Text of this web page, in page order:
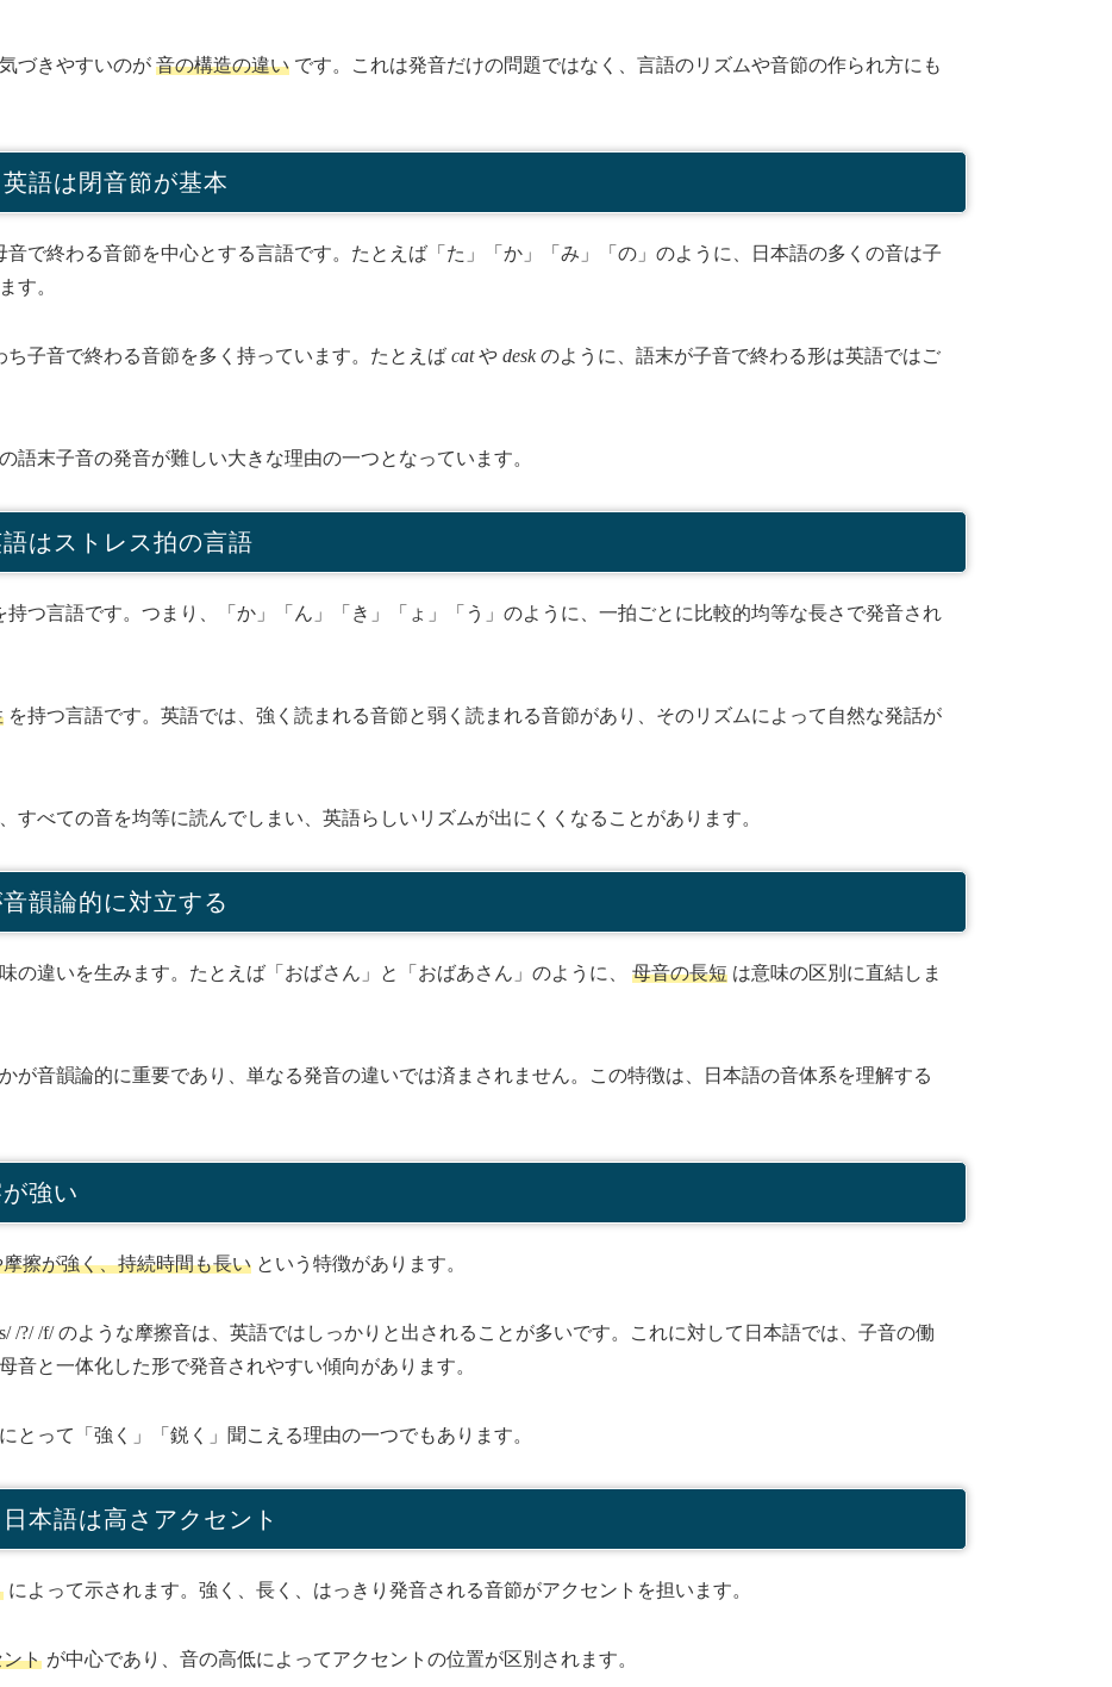
づきやすいのが 音の構造の違い です。これは発音だけの問題ではなく、言語のリズムや音節の作られ方にも
語は閉音節が基本
音で終わる音節を中心とする言語です。たとえば「た」「か」「み」「の」のように、日本語の多くの音は子
す。
ち子音で終わる音節を多く持っています。たとえば catや deskのように、語末が子音で終わる形は英語ではご
語末子音の発音が難しい大きな理由の一つとなっています。
はストレス拍の言語
持つ言語です。つまり、「か」「ん」「き」「ょ」「う」のように、一拍ごとに比較的均等な長さで発音され
を持つ言語です。英語では、強く読まれる音節と弱く読まれる音節があり、そのリズムによって自然な発話が
すべての音を均等に読んでしまい、英語らしいリズムが出にくくなることがあります。
韻論的に対立する
の違いを生みます。たとえば「おばさん」と「おばあさん」のように、 母音の長短 は意味の区別に直結しま
が音韻論的に重要であり、単なる発音の違いでは済まされません。この特徴は、日本語の音体系を理解する
強い
擦が強く、持続時間も長い という特徴があります。
/?/ /f/ のような摩擦音は、英語ではしっかりと出されることが多いです。これに対して日本語では、子音の働
音と一体化した形で発音されやすい傾向があります。
とって「強く」「鋭く」聞こえる理由の一つでもあります。
本語は高さアクセント
によって示されます。強く、長く、はっきり発音される音節がアクセントを担います。
ト が中心であり、音の高低によってアクセントの位置が区別されます。